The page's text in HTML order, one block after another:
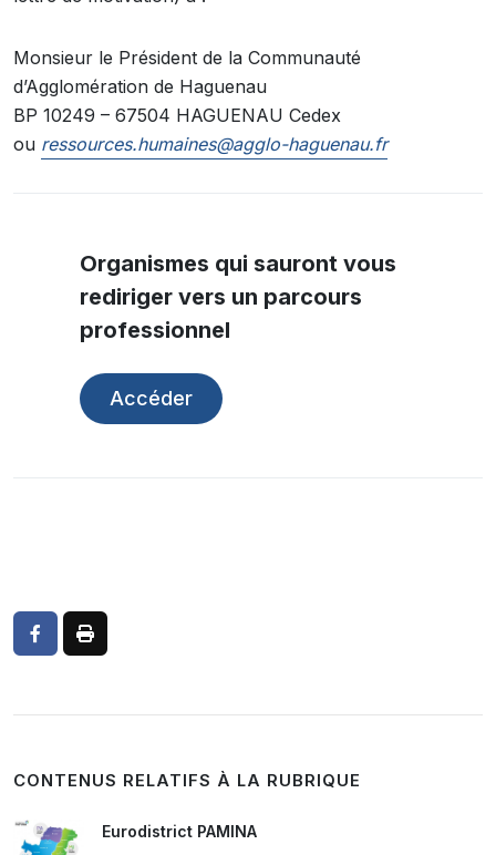
Monsieur le Président de la Communauté
d’Agglomération de Haguenau
BP 10249 – 67504 HAGUENAU Cedex
ou ressources.humaines@agglo-haguenau.fr
Organismes qui sauront vous
rediriger vers un parcours
professionnel
Accéder
CONTENUS RELATIFS À LA RUBRIQUE
Eurodistrict PAMINA